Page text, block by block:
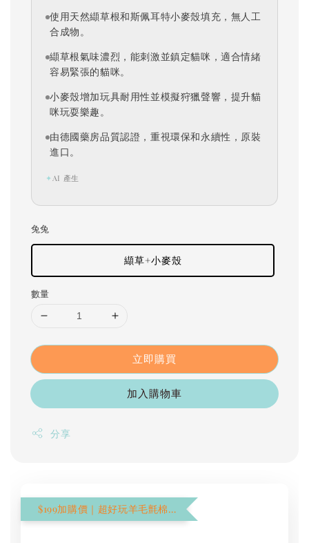
使用天然纈草根和斯佩耳特小麥殼填充，無人工
合成物。
纈草根氣味濃烈，能刺激並鎮定貓咪，適合情緒
容易緊張的貓咪。
小麥殼增加玩具耐用性並模擬狩獵聲響，提升貓
咪玩耍樂趣。
由德國藥房品質認證，重視環保和永續性，原裝
進口。
✦ AI 產生
兔兔
纈草+小麥殼
數量
立即購買
加入購物車
分享
$199加購價｜超好玩羊毛氈棉花棒